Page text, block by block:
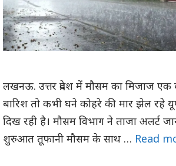
लखनऊ. उत्तर प्रदेश में मौसम का मिजाज
बारिश तो कभी घने कोहरे की मार झेल रहे
दिख रही है। मौसम विभाग ने ताजा अलर्ट
शुरुआत तूफानी मौसम के साथ … Read